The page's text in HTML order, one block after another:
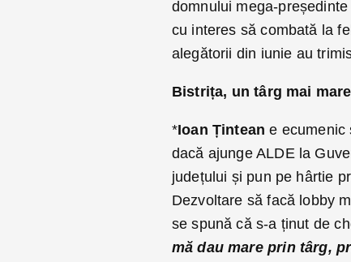
domnului mega-
cu interes să combată la
alegătorii din iunie au
Bistrița, un târg mai mare
*Ioan Țintean e ecumenic
dacă ajunge ALDE la
județului și pun pe hârtie
Dezvoltare să facă lobby
se spună că s-a ținut de
mă dau mare prin târg,